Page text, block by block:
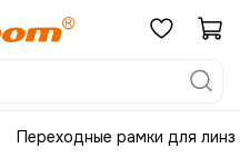
Переходные рамки для линз